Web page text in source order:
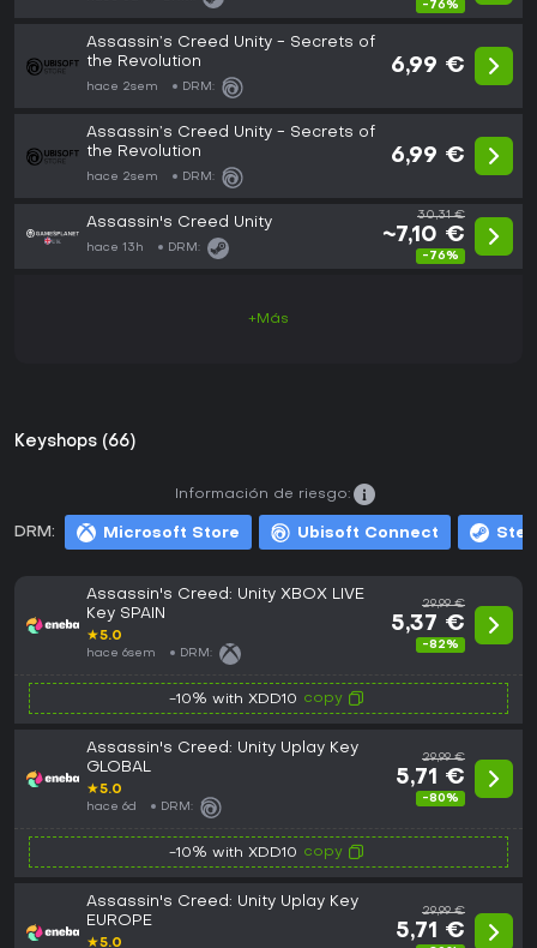
-76%
Assassin’s Creed Unity - Secrets of
the Revolution
hace 2sem DRM:
6,99 €
Assassin’s Creed Unity - Secrets of
the Revolution
hace 2sem DRM:
6,99 €
Assassin's Creed Unity
hace 13h DRM:
30,31 €
~7,10 €
-76%
+Más
Keyshops (66)
DRM: Microsoft Store Ubisoft Connect
Información de riesgo:
Assassin's Creed: Unity XBOX LIVE
Key SPAIN
★5.0
hace 6sem DRM:
29,99 €
5,37 €
-82%
-10% with XDD10 copy
Assassin's Creed: Unity Uplay Key
GLOBAL
★5.0
hace 6d DRM:
29,99 €
5,71 €
-80%
-10% with XDD10 copy
Assassin's Creed: Unity Uplay Key
EUROPE
★5.0
29,99 €
5,71 €